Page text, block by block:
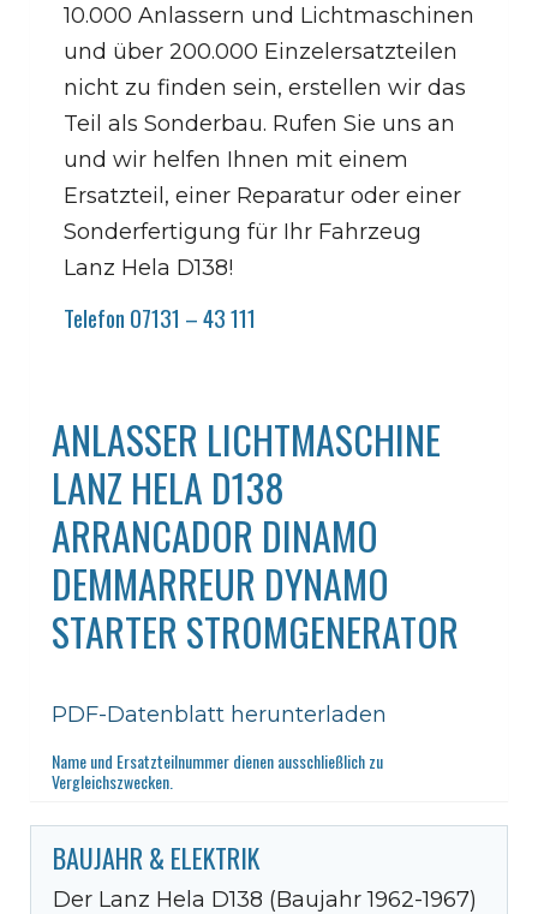
10.000 Anlassern und Lichtmaschinen
und über 200.000 Einzelersatzteilen
nicht zu finden sein, erstellen wir das
Teil als Sonderbau. Rufen Sie uns an
und wir helfen Ihnen mit einem
Ersatzteil, einer Reparatur oder einer
Sonderfertigung für Ihr Fahrzeug
Lanz Hela D138!
Telefon 07131 – 43 111
ANLASSER LICHTMASCHINE
LANZ HELA D138
ARRANCADOR DINAMO
DEMMARREUR DYNAMO
STARTER STROMGENERATOR
PDF-Datenblatt herunterladen
Name und Ersatzteilnummer dienen ausschließlich zu
Vergleichszwecken.
BAUJAHR & ELEKTRIK
Der Lanz Hela D138 (Baujahr 1962-1967)